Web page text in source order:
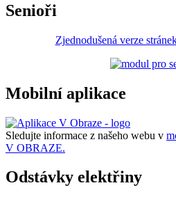
Senioři
Zjednodušená verze
Mobilní aplikace
Sledujte informace z našeho webu v
V OBRAZE.
Odstávky elektřiny